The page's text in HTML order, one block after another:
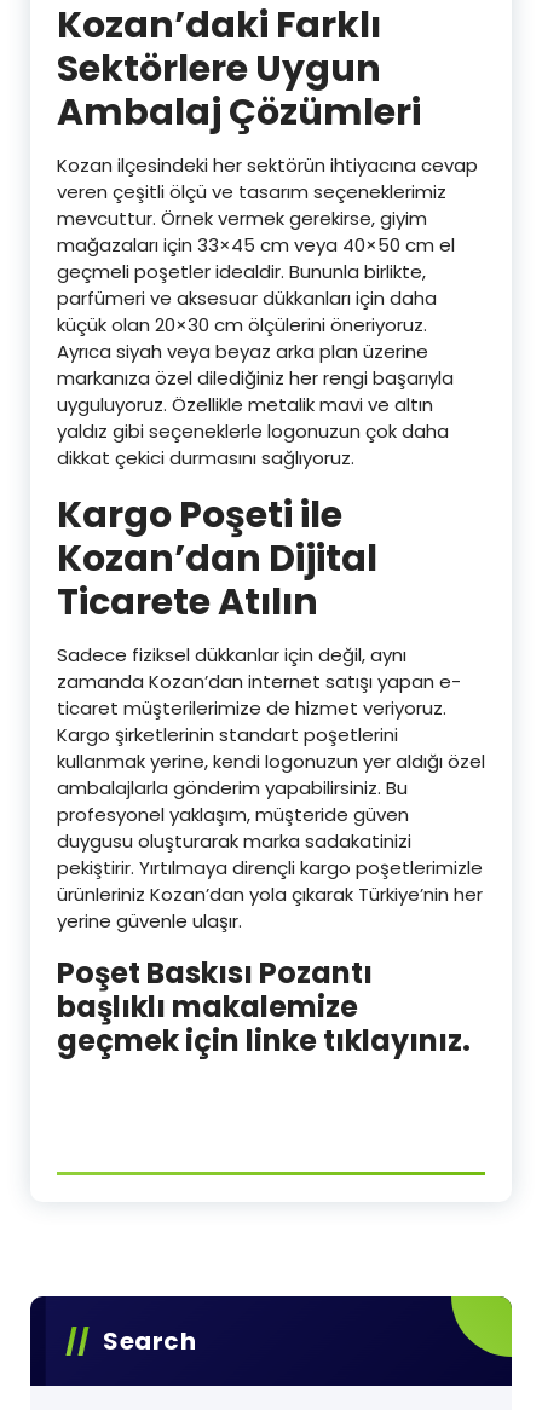
Kozan’daki Farklı
Sektörlere Uygun
Ambalaj Çözümleri
Kozan ilçesindeki her sektörün ihtiyacına cevap
veren çeşitli ölçü ve tasarım seçeneklerimiz
mevcuttur. Örnek vermek gerekirse, giyim
mağazaları için 33×45 cm veya 40×50 cm el
geçmeli poşetler idealdir. Bununla birlikte,
parfümeri ve aksesuar dükkanları için daha
küçük olan 20×30 cm ölçülerini öneriyoruz.
Ayrıca siyah veya beyaz arka plan üzerine
markanıza özel dilediğiniz her rengi başarıyla
uyguluyoruz. Özellikle metalik mavi ve altın
yaldız gibi seçeneklerle logonuzun çok daha
dikkat çekici durmasını sağlıyoruz.
Kargo Poşeti ile
Kozan’dan Dijital
Ticarete Atılın
Sadece fiziksel dükkanlar için değil, aynı
zamanda Kozan’dan internet satışı yapan e-
ticaret müşterilerimize de hizmet veriyoruz.
Kargo şirketlerinin standart poşetlerini
kullanmak yerine, kendi logonuzun yer aldığı özel
ambalajlarla gönderim yapabilirsiniz. Bu
profesyonel yaklaşım, müşteride güven
duygusu oluşturarak marka sadakatinizi
pekiştirir. Yırtılmaya dirençli kargo poşetlerimizle
ürünleriniz Kozan’dan yola çıkarak Türkiye’nin her
yerine güvenle ulaşır.
Poşet Baskısı Pozantı
başlıklı makalemize
geçmek için linke tıklayınız.
Search